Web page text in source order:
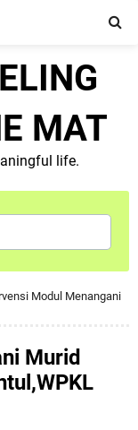
MAT
life.
Modul Menangani
Murid